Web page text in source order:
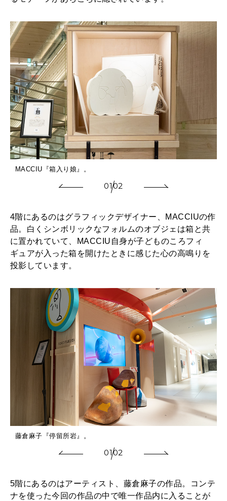
MACCIU『箱入り娘』。
0102
4階にあるのはグラフィックデザイナー、MACCIUの作
品。白くシンボリックなフォルムのオブジェは箱と共
に置かれていて、MACCIU自身が子どものころフィ
ギュアが入った箱を開けたときに感じた心の高鳴りを
投影しています。
藤倉麻子『停留所岩』。
0102
5階にあるのはアーティスト、藤倉麻子の作品。コンテ
ナを使った今回の作品の中で唯一作品内に入ることが